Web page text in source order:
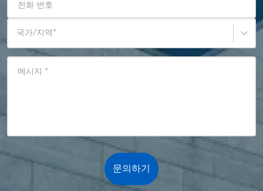
전화 번호
국가/지역 *
메시지 *
문의하기